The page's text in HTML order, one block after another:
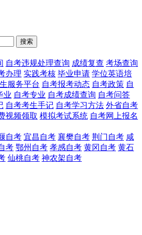
搜索
自考违规处理查询 成绩复查 考场查询
办理 实践考核 毕业申请 学位英语培
服务平台 自考报考动态 自考政策 自
业 自考专业 自考成绩查询 自考问答
自考考生手记 自考学习方法 外省自考
视频领取 模拟考试系统 自考网上报名
自考 宜昌自考 襄樊自考 荆门自考 咸
考 鄂州自考 孝感自考 黄冈自考 黄石
仙桃自考 神农架自考